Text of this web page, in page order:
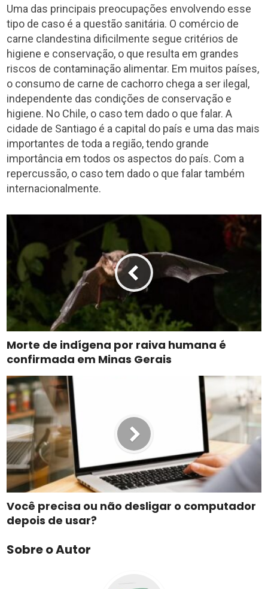
Uma das principais preocupações envolvendo esse
tipo de caso é a questão sanitária. O comércio de
carne clandestina dificilmente segue critérios de
higiene e conservação, o que resulta em grandes
riscos de contaminação alimentar. Em muitos países,
o consumo de carne de cachorro chega a ser ilegal,
independente das condições de conservação e
higiene. No Chile, o caso tem dado o que falar. A
cidade de Santiago é a capital do país e uma das mais
importantes de toda a região, tendo grande
importância em todos os aspectos do país. Com a
repercussão, o caso tem dado o que falar também
internacionalmente.
Morte de indígena por raiva humana é
confirmada em Minas Gerais
Você precisa ou não desligar o computador
depois de usar?
Sobre o Autor